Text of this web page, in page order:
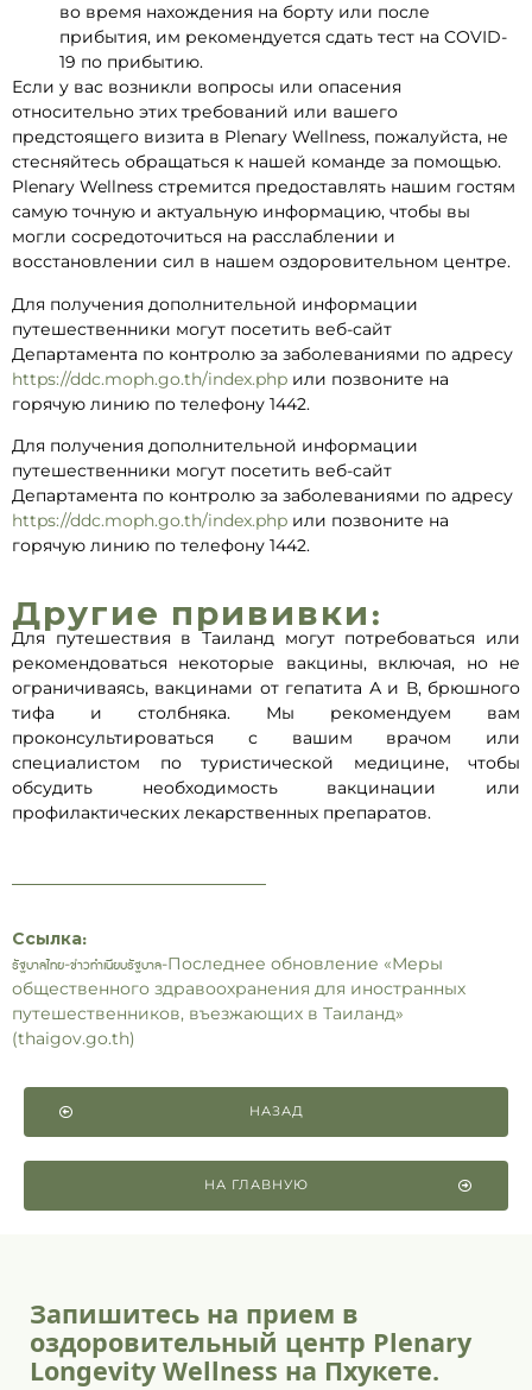
во время нахождения на борту или после
прибытия, им рекомендуется сдать тест на COVID-
19 по прибытию.
Если у вас возникли вопросы или опасения
относительно этих требований или вашего
предстоящего визита в Plenary Wellness, пожалуйста, не
стесняйтесь обращаться к нашей команде за помощью.
Plenary Wellness стремится предоставлять нашим гостям
самую точную и актуальную информацию, чтобы вы
могли сосредоточиться на расслаблении и
восстановлении сил в нашем оздоровительном центре.
Для получения дополнительной информации
путешественники могут посетить веб-сайт
Департамента по контролю за заболеваниями по адресу
https://ddc.moph.go.th/index.php или позвоните на
горячую линию по телефону 1442.
Для получения дополнительной информации
путешественники могут посетить веб-сайт
Департамента по контролю за заболеваниями по адресу
https://ddc.moph.go.th/index.php или позвоните на
горячую линию по телефону 1442.
Другие прививки:
Для путешествия в Таиланд могут потребоваться или
рекомендоваться некоторые вакцины, включая, но не
ограничиваясь, вакцинами от гепатита А и В, брюшного
тифа и столбняка. Мы рекомендуем вам
проконсультироваться с вашим врачом или
специалистом по туристической медицине, чтобы
обсудить необходимость вакцинации или
профилактических лекарственных препаратов.
Ссылка:
รัฐบาลไทย-ข่าวทำเนียบรัฐบาล-Последнее обновление «Меры
общественного здравоохранения для иностранных
путешественников, въезжающих в Таиланд»
(thaigov.go.th)
НАЗАД
НА ГЛАВНУЮ
Запишитесь на прием в
оздоровительный центр Plenary
Longevity Wellness на Пхукете.